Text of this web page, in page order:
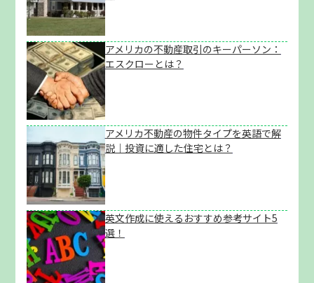
アメリカの不動産取引のキーパーソン：
エスクローとは？
アメリカ不動産の物件タイプを英語で解
説｜投資に適した住宅とは？
英文作成に使えるおすすめ参考サイト5
選！